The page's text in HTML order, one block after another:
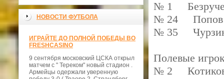
НОВОСТИ ФУТБОЛА
ИГРАЙТЕ ДО ПОЛНОЙ ПОБЕДЫ ВО
FRESHCASINO
9 сентября московский ЦСКА открыл
матчем с " Тереком" новый стадион .
Армейцы одержали уверенную
№ 1
№ 24 Попов
№ 35 Чурзин
Полевые
№ 2 Котиков